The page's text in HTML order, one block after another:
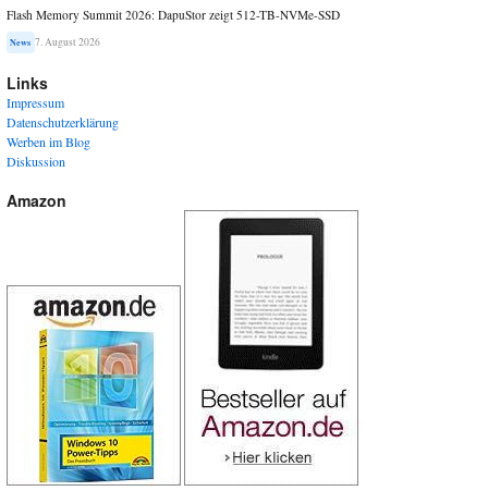
Flash Memory Summit 2026: DapuStor zeigt 512-TB-NVMe-SSD
News 7. August 2026
Links
Impressum
Datenschutzerklärung
Werben im Blog
Diskussion
Amazon